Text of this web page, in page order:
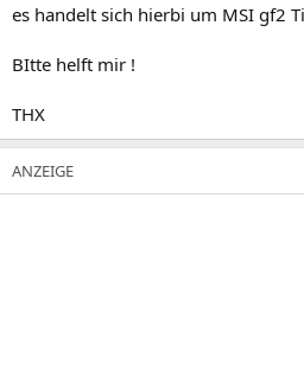
es handelt sich hierbi um MSI gf2
BItte helft mir !
THX